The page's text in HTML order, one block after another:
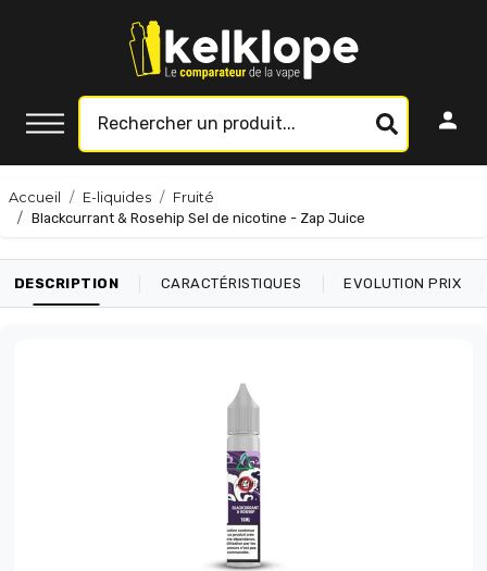
Accueil E-liquides
Fruité
Blackcurrant & Rosehip Sel de nicotine - Zap Juice
DESCRIPTION CARACTÉRISTIQUES EVOLUTION PRIX